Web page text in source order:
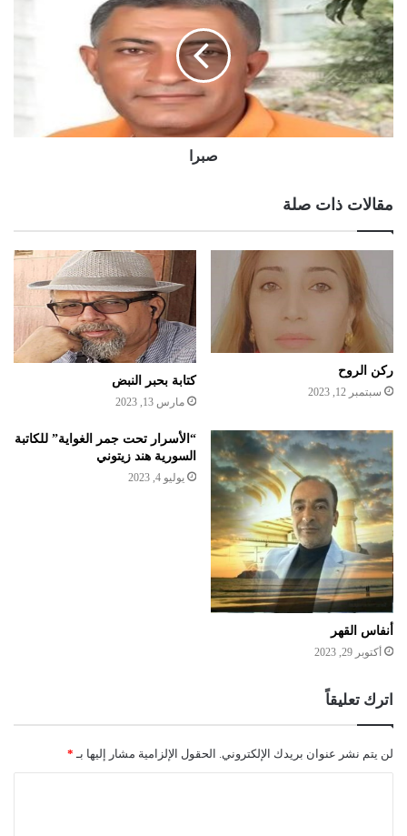
صبرا
مقالات ذات صلة
ركن الروح
سبتمبر 12, 2023
كتابة بحبر النبض
مارس 13, 2023
أنفاس القهر
أكتوبر 29, 2023
“الأسرار تحت جمر الغواية” للكاتبة
السورية هند زيتوني
يوليو 4, 2023
اترك تعليقاً
لن يتم نشر عنوان بريدك الإلكتروني. الحقول الإلزامية مشار إليها بـ *